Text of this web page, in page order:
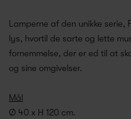
Lamperne af den unikke
lys, hvortil de sarte og lette
fornemmelse, der er ed til at
og sine omgivelser.
Mål
Ø 40 x H 120 cm.